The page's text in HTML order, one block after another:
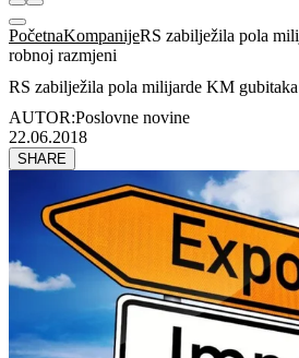
PočetnaKompanijeRS zabilježila pola
robnoj razmjeni
RS zabilježila pola milijarde KM
AUTOR:Poslovne novine
22.06.2018
SHARE